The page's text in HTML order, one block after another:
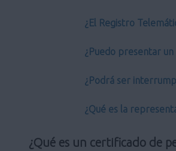
¿El Registro
¿Puedo presentar
¿Podrá ser
¿Qué es la
¿Qué es un certificado de